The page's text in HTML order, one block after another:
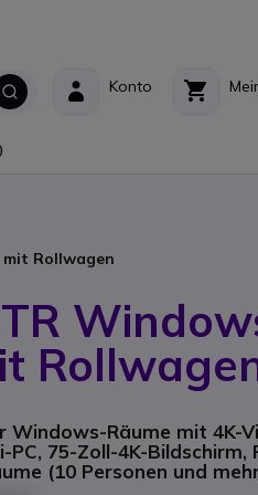
Konto
mit Rollwagen
Räume mit 4K-
PC, 75-Zoll-4K-Bildschirm,
(10 Personen und